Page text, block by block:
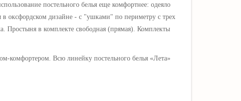
постельного белья еще комфортнее: одеяло
в оксфордском дизайне - с "ушками" по периметру с трех
Простыня в комплекте свободная (прямая). Комплекты
комфортером. Всю линейку постельного белья «Лета»